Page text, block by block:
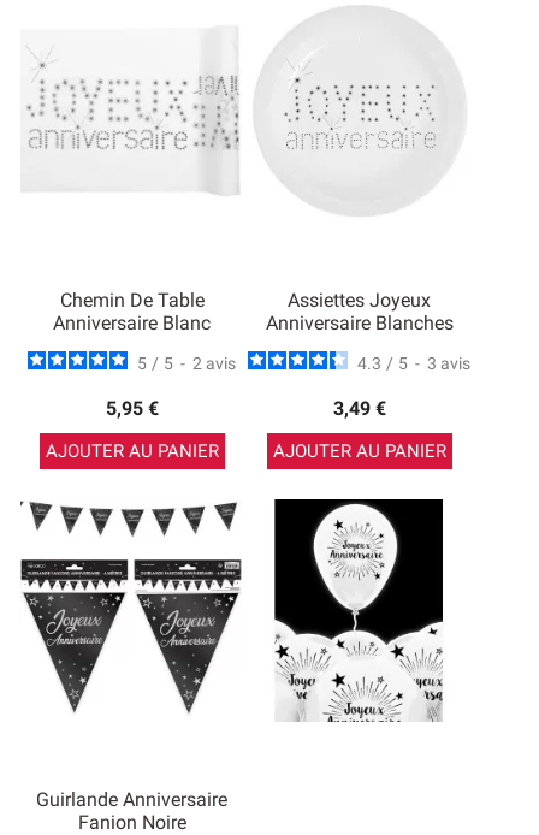
Chemin De Table
Anniversaire Blanc
5 / 5 - 2 avis
5,95 €
AJOUTER AU PANIER
Assiettes Joyeux
Anniversaire Blanches
4.3 / 5 - 3 avis
3,49 €
AJOUTER AU PANIER
Guirlande Anniversaire
Fanion Noire